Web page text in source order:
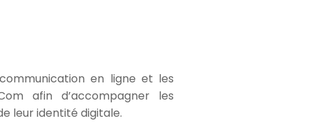
en ligne et les
afin d’accompagner les
leur identité digitale.